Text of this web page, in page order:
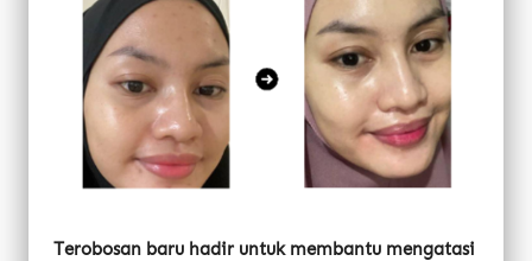
Terobosan baru hadir untuk membantu mengatasi